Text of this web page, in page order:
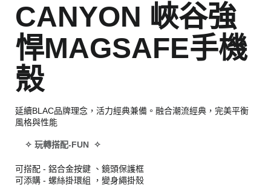
CANYON 峽谷強
悍MAGSAFE手機
殼
延續BLAC品牌理念，活力經典兼備。融合潮流經典，完美平衡
風格與性能
✧ 玩轉搭配-FUN ✧
可搭配 - 鋁合金按鍵 、鏡頭保護框
可添購 - 螺絲掛環組 ，變身繩掛殼